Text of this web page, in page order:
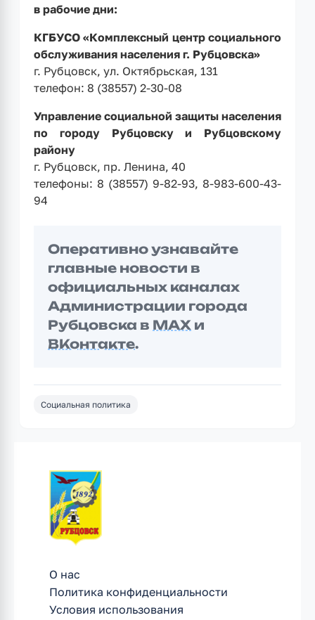
в рабочие дни:
КГБУСО «Комплексный центр социального
обслуживания населения г. Рубцовска»
г. Рубцовск, ул. Октябрьская, 131
телефон: 8 (38557) 2-30-08
Управление социальной защиты населения
по городу Рубцовску и Рубцовскому
району
г. Рубцовск, пр. Ленина, 40
телефоны: 8 (38557) 9-82-93, 8-983-600-43-
94
Оперативно узнавайте
главные новости в
официальных каналах
Администрации города
Рубцовска в MAX и
ВКонтакте.
Социальная политика
О нас
Политика конфиденциальности
Условия использования